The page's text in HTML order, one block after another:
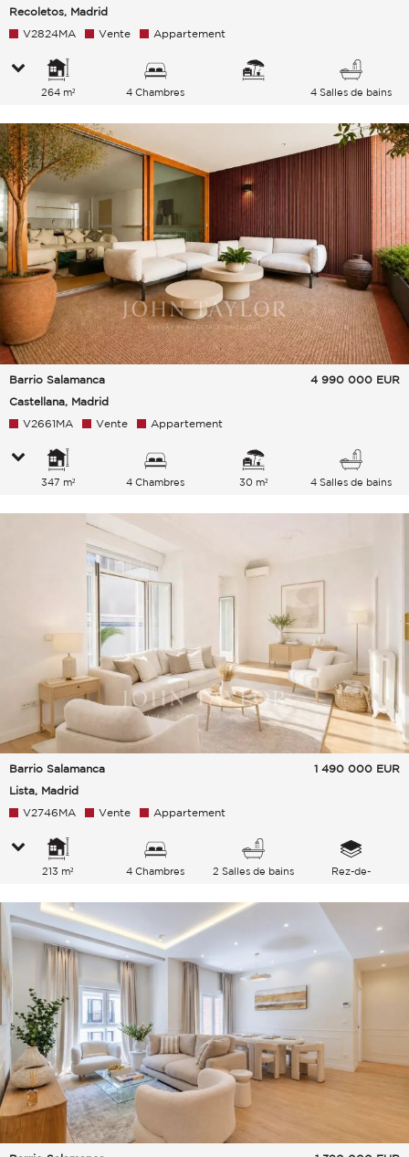
Recoletos, Madrid
V2824MA
Vente Appartement
264 m² 4 Chambres 4 Salles de bains
Barrio Salamanca
Castellana, Madrid
4 990 000 EUR
V2661MA Vente Appartement
347 m² 4 Chambres 30 m² 4 Salles de bains
Barrio Salamanca
Lista, Madrid
1 490 000 EUR
V2746MA Vente Appartement
213 m² 4 Chambres 2 Salles de bains
Rez-de-